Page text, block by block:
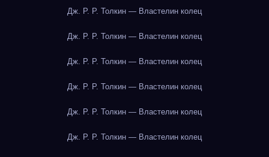
Дж. Р. Р. Толкин — Властелин колец
Дж. Р. Р. Толкин — Властелин колец
Дж. Р. Р. Толкин — Властелин колец
Дж. Р. Р. Толкин — Властелин колец
Дж. Р. Р. Толкин — Властелин колец
Дж. Р. Р. Толкин — Властелин колец